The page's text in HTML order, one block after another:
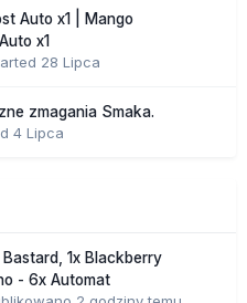
Auto x1 | Mango
x1
28 Lipca
zmagania Smaka.
4 Lipca
1x Blackberry
- 6x Automat